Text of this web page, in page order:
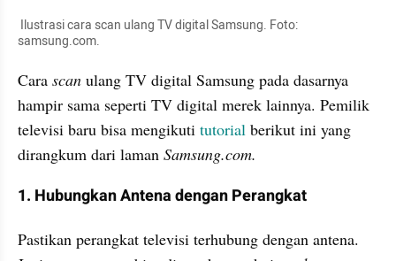
samsung.com.
Cara scan ulang TV digital Samsung pada dasarnya
hampir sama seperti TV digital merek lainnya. Pemilik
televisi baru bisa mengikuti tutorial berikut ini yang
dirangkum dari laman Samsung.com.
1. Hubungkan Antena dengan Perangkat
Pastikan perangkat televisi terhubung dengan antena.